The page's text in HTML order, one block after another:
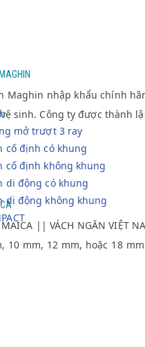
mở trượt 3 ray
cố định có khung
cố định không khung
di động có khung
di động không khung
Maghin nhập khẩu chính
sinh. Công ty được thành
MAICA || VÁCH NGĂN
10 mm, 12 mm, hoặc 18